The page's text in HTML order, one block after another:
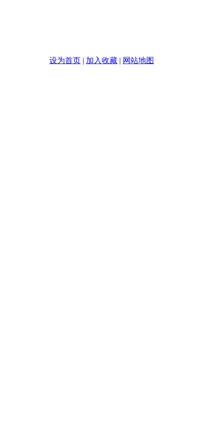
设为首页 | 加入收藏 | 网站地图